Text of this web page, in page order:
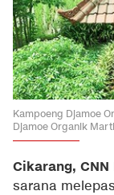
Kampoeng Djamoe
Djamoe Organik
Cikarang,
sarana